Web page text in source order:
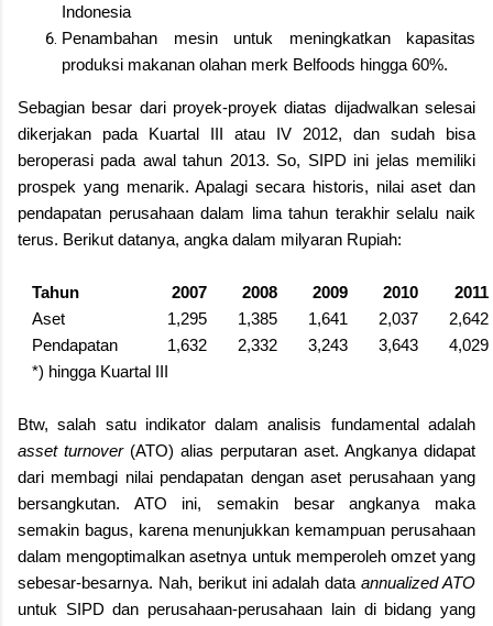
Indonesia
Penambahan mesin untuk meningkatkan kapasitas
produksi makanan olahan merk Belfoods hingga 60%.
Sebagian besar dari proyek-proyek diatas dijadwalkan selesai
dikerjakan pada Kuartal III atau IV 2012, dan sudah bisa
beroperasi pada awal tahun 2013. So, SIPD ini jelas memiliki
prospek yang menarik. Apalagi secara historis, nilai aset dan
pendapatan perusahaan dalam lima tahun terakhir selalu naik
terus. Berikut datanya, angka dalam milyaran Rupiah:
Tahun 2007 2008 2009 2010
2011
Aset
1,295 1,385 1,641 2,037
2,642
Pendapatan
1,632 2,332 3,243 3,643
4,029
*) hingga Kuartal III
Btw, salah satu indikator dalam analisis fundamental adalah
asset turnover(ATO) alias perputaran aset. Angkanya didapat
dari membagi nilai pendapatan dengan aset perusahaan yang
bersangkutan. ATO ini, semakin besar angkanya maka
semakin bagus, karena menunjukkan kemampuan perusahaan
dalam mengoptimalkan asetnya untuk memperoleh omzet yang
sebesar-besarnya. Nah, berikut ini adalah dataannualized ATO
untuk SIPD dan perusahaan-perusahaan lain di bidang yang